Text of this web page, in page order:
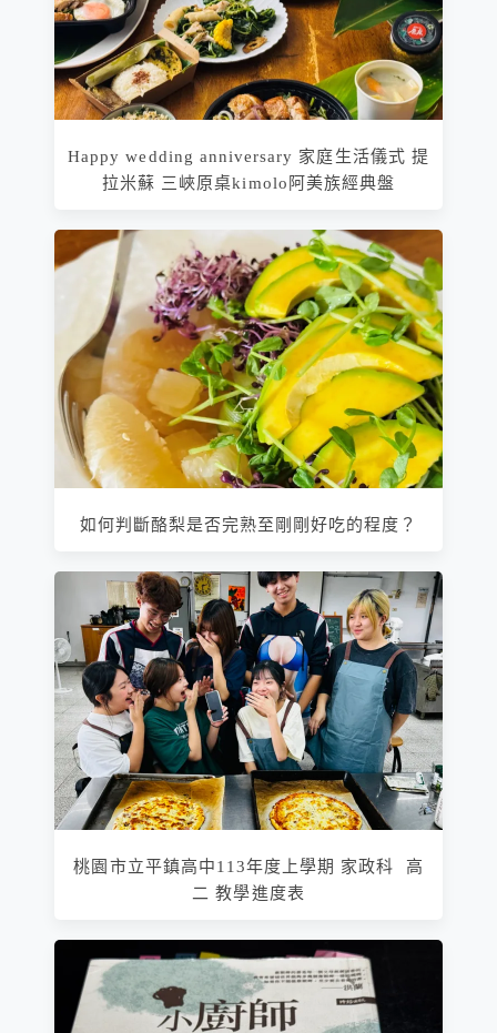
Happy wedding anniversary 家庭生活儀式 提
拉米蘇 三峽原桌kimolo阿美族經典盤
如何判斷酪梨是否完熟至剛剛好吃的程度？
桃園市立平鎮高中113年度上學期 家政科 高
二 教學進度表